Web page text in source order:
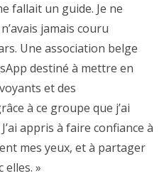
fallait un guide. Je ne
jamais couru
Une association belge
destiné à mettre en
et des
à ce groupe que j’ai
appris à faire confiance à
mes yeux, et à partager
elles. »